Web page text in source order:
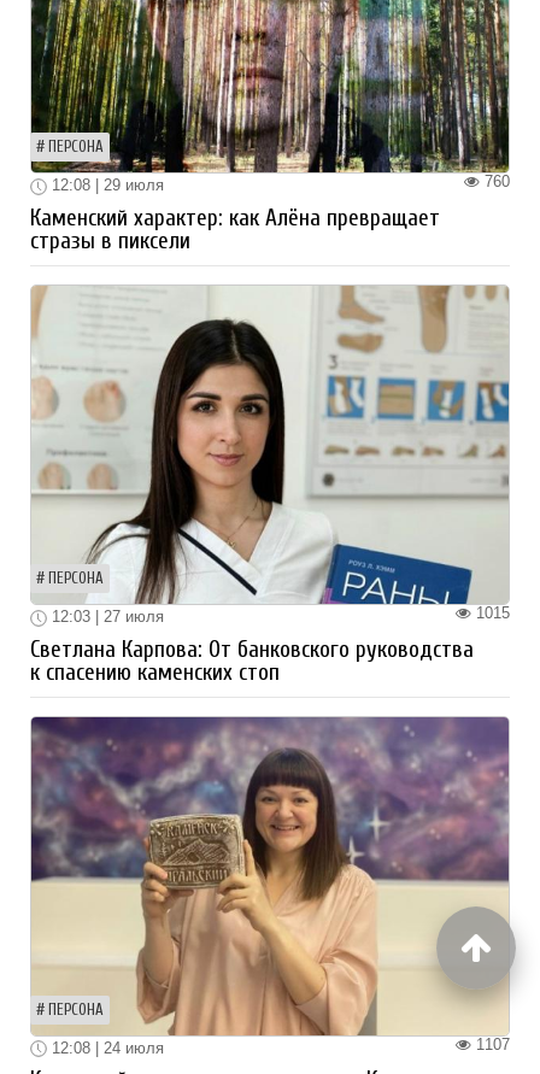
ПЕРСОНА
760
12:08 | 29 июля
Каменский характер: как Алёна превращает
стразы в пиксели
ПЕРСОНА
1015
12:03 | 27 июля
Светлана Карпова: От банковского руководства
к спасению каменских стоп
ПЕРСОНА
1107
12:08 | 24 июля